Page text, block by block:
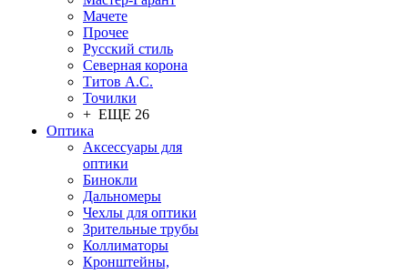
Мачете
Прочее
Русский стиль
Северная корона
Титов А.С.
Точилки
+ ЕЩЕ 26
Оптика
Аксессуары для
оптики
Бинокли
Дальномеры
Чехлы для оптики
Зрительные трубы
Коллиматоры
Кронштейны,